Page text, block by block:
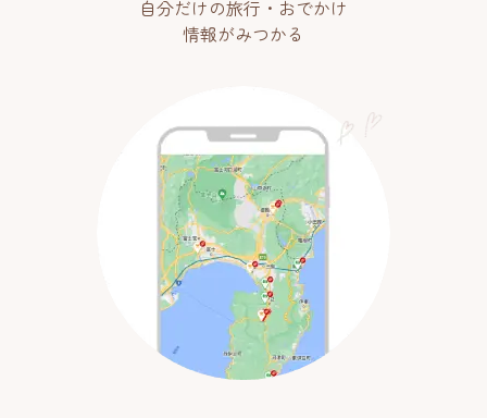
自分だけの旅行・おでかけ
情報がみつかる